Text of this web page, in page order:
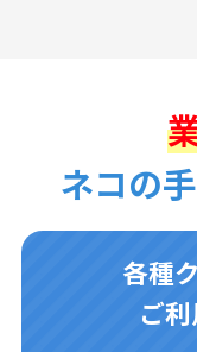
ネコの手
各種
ご